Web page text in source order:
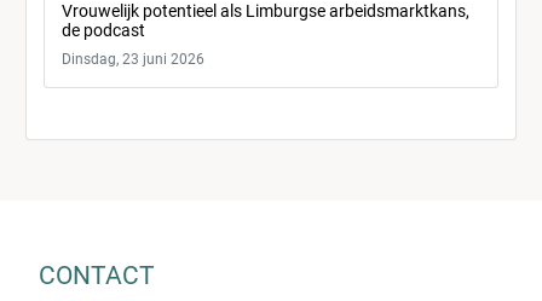
Vrouwelijk potentieel als Limburgse arbeidsmarktkans,
de podcast
Dinsdag, 23 juni 2026
CONTACT